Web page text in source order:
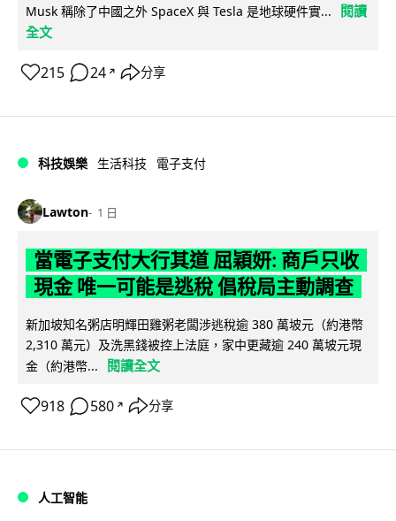
Musk 稱除了中國之外 SpaceX 與 Tesla 是地球硬件實...
閱讀
全文
215 24 ↗ 分享
科技娛樂 生活科技 電子支付
Lawton 1 日
當電子支付大行其道 屈穎妍: 商戶只收
現金 唯一可能是逃稅 倡稅局主動調查
新加坡知名粥店明輝田雞粥老闆涉逃稅逾 380 萬坡元（約港幣
2,310 萬元）及洗黑錢被控上法庭，家中更藏逾 240 萬坡元現
金（約港幣...
閱讀全文
918 580 ↗ 分享
人工智能